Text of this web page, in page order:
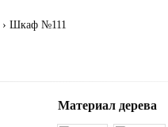
› Шкаф №111
Материал дерева